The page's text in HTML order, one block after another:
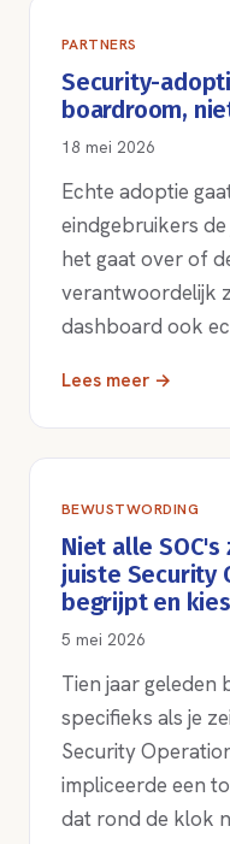
PARTNERS
Security-
boardroom,
18 mei 2026
Echte adoptie
eindgebruikers
het gaat over of
verantwoordelijk
dashboard ook
Lees meer →
BEWUSTWORDING
Niet alle
juiste Security
begrijpt en
5 mei 2026
Tien jaar geleden
specifieks als je
Security
impliceerde een
dat rond de klok